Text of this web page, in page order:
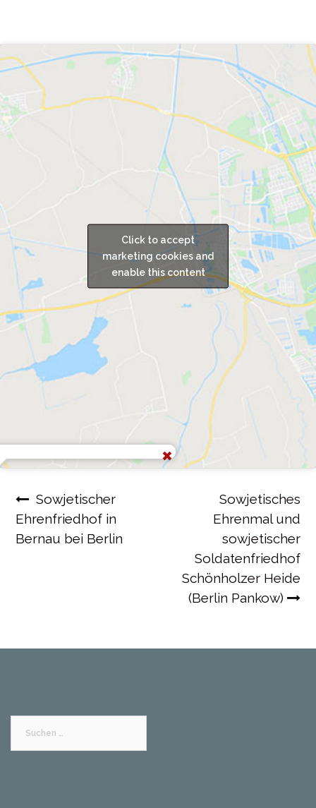
Click to accept
marketing cookies and
enable this content
Beitragsnavigation
Sowjetischer
Ehrenfriedhof in
Bernau bei Berlin
Sowjetisches
Ehrenmal und
sowjetischer
Soldatenfriedhof
Schönholzer Heide
(Berlin Pankow)